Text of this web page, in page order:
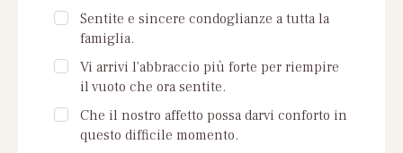
Sentite e sincere condoglianze a tutta la
famiglia.
Vi arrivi l'abbraccio più forte per riempire
il vuoto che ora sentite.
Che il nostro affetto possa darvi conforto in
questo difficile momento.